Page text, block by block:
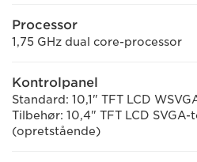
Processor
1,75 GHz dual core-processor
Kontrolpanel
Standard: 10,1" TFT LCD
Tilbehør: 10,4" TFT LCD
(opretstående)